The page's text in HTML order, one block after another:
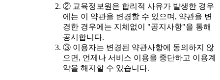
② 교육정보원은 합리적 사유가 발생한 경우
에는 이 약관을 변경할 수 있으며, 약관을 변
경한 경우에는 지체없이 "공지사항"을 통해
공시합니다.
③ 이용자는 변경된 약관사항에 동의하지 않
으면, 언제나 서비스 이용을 중단하고 이용계
약을 해지할 수 있습니다.